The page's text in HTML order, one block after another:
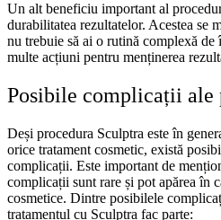
Un alt beneficiu important al
durabilitatea rezultatelor. Acestea se
nu trebuie să ai o rutină complexă
multe acțiuni pentru menținerea
Posibile complicații ale
Deși procedura Sculptra este în
orice tratament cosmetic, există
complicații. Este important de
complicații sunt rare și pot apărea în
cosmetice. Dintre posibilele
tratamentul cu Sculptra fac parte: